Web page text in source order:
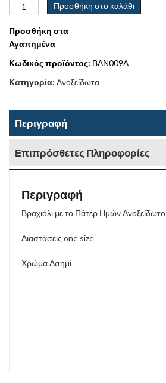
Προσθήκη στο καλάθι
Προσθήκη στα
Αγαπημένα
Κωδικός προϊόντος: ΒΑΝ009Α
Κατηγορία: Ανοξείδωτα
Περιγραφή
Επιπρόσθετες Πληροφορίες
Περιγραφή
Βραχιόλι με το Πάτερ Ημών Ανοξείδωτο
Διαστάσεις one size
Χρώμα Ασημί